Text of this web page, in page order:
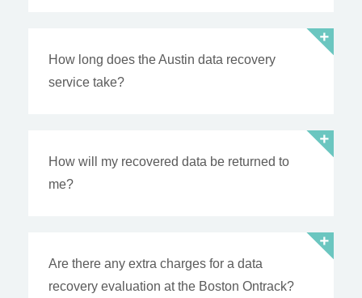
How long does the Austin data recovery
service take?
How will my recovered data be returned to
me?
Are there any extra charges for a data
recovery evaluation at the Boston Ontrack?